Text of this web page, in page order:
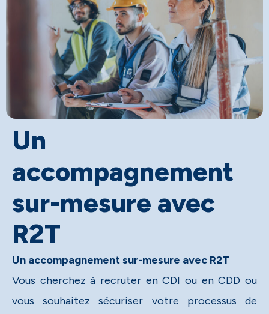
Un
accompagnement
sur-mesure avec
R2T
Un accompagnement sur-mesure avec R2T
Vous cherchez à recruter en CDI ou en CDD ou
vous souhaitez sécuriser votre processus de